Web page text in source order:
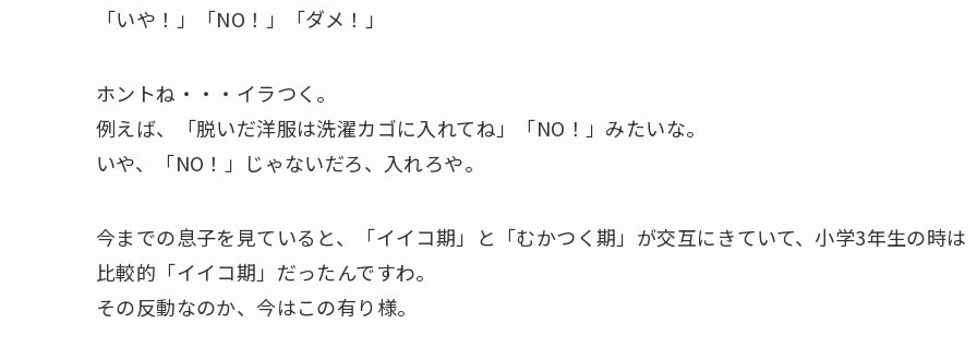
「いや！」「NO！」「ダメ！」
ホントね・・・イラつく。
例えば、「脱いだ洋服は洗濯カゴに入れてね」「NO！」みたいな。
いや、「NO！」じゃないだろ、入れろや。
今までの息子を見ていると、「イイコ期」と「むかつく期」が交互にきていて、小学3年生の時は
比較的「イイコ期」だったんですわ。
その反動なのか、今はこの有り様。